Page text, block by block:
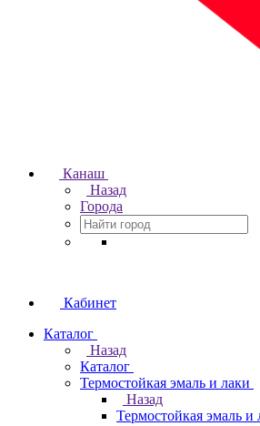
Канаш
Назад
Города
Кабинет
Каталог
Назад
Каталог
Термостойкая эмаль и лаки
Назад
Термостойкая эмаль и